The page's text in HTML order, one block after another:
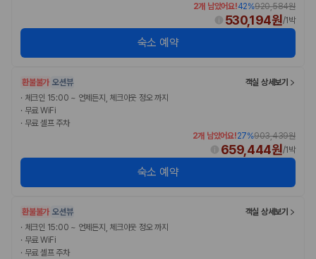
2개 남았어요!42%920,584원
530,194원/1박
숙소 예약
환불불가 오션뷰
객실 상세보기
· 체크인 15:00 ~ 언제든지, 체크아웃 정오 까지
· 무료 WiFi
· 무료 셀프 주차
2개 남았어요!27%903,439원
659,444원/1박
숙소 예약
환불불가 오션뷰
객실 상세보기
· 체크인 15:00 ~ 언제든지, 체크아웃 정오 까지
· 무료 WiFi
· 무료 셀프 주차